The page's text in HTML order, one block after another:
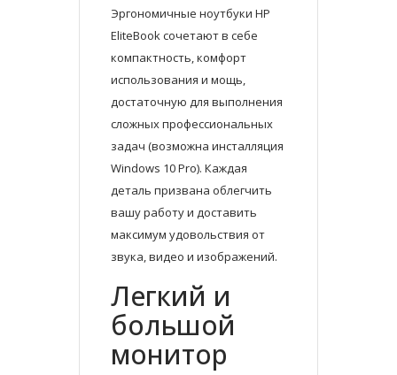
Эргономичные ноутбуки HP
EliteBook сочетают в себе
компактность, комфорт
использования и мощь,
достаточную для выполнения
сложных профессиональных
задач (возможна инсталляция
Windows 10 Pro). Каждая
деталь призвана облегчить
вашу работу и доставить
максимум удовольствия от
звука, видео и изображений.
Легкий и
большой
монитор